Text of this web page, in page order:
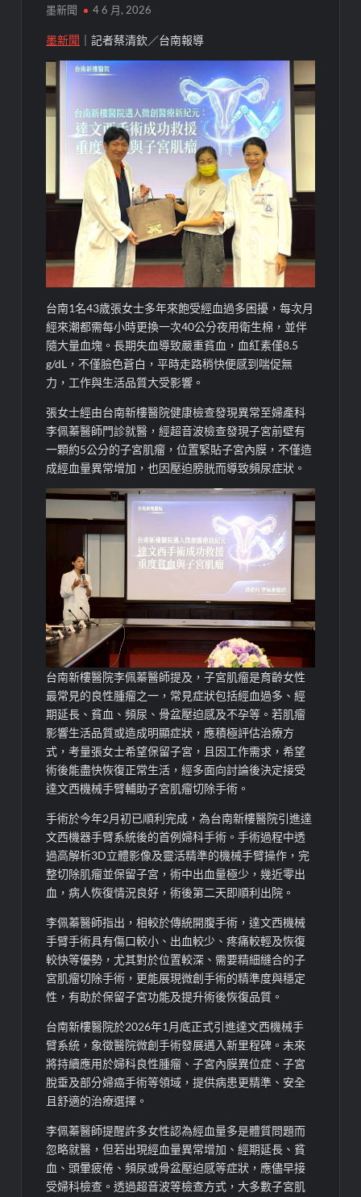
墨新聞 4 6 月, 2026
墨新聞 ｜記者蔡清欽／台南報導
台南1名43歲張女士多年來飽受經血過多困擾，每次月
經來潮都需每小時更換一次40公分夜用衛生棉，並伴
隨大量血塊。長期失血導致嚴重貧血，血紅素僅8.5
g/dL，不僅臉色蒼白，平時走路稍快便感到喘促無
力，工作與生活品質大受影響。
張女士經由台南新樓醫院健康檢查發現異常至婦產科
李佩蓁醫師門診就醫，經超音波檢查發現子宮前壁有
一顆約5公分的子宮肌瘤，位置緊貼子宮內膜，不僅造
成經血量異常增加，也因壓迫膀胱而導致頻尿症狀。
台南新樓醫院李佩蓁醫師提及，子宮肌瘤是育齡女性
最常見的良性腫瘤之一，常見症狀包括經血過多、經
期延長、貧血、頻尿、骨盆壓迫感及不孕等。若肌瘤
影響生活品質或造成明顯症狀，應積極評估治療方
式，考量張女士希望保留子宮，且因工作需求，希望
術後能盡快恢復正常生活，經多面向討論後決定接受
達文西機械手臂輔助子宮肌瘤切除手術。
手術於今年2月初已順利完成，為台南新樓醫院引進達
文西機器手臂系統後的首例婦科手術。手術過程中透
過高解析3D立體影像及靈活精準的機械手臂操作，完
整切除肌瘤並保留子宮，術中出血量極少，幾近零出
血，病人恢復情況良好，術後第二天即順利出院。
李佩蓁醫師指出，相較於傳統開腹手術，達文西機械
手臂手術具有傷口較小、出血較少、疼痛較輕及恢復
較快等優勢，尤其對於位置較深、需要精細縫合的子
宮肌瘤切除手術，更能展現微創手術的精準度與穩定
性，有助於保留子宮功能及提升術後恢復品質。
台南新樓醫院於2026年1月底正式引進達文西機械手
臂系統，象徵醫院微創手術發展邁入新里程碑。未來
將持續應用於婦科良性腫瘤、子宮內膜異位症、子宮
脫垂及部分婦癌手術等領域，提供病患更精準、安全
且舒適的治療選擇。
李佩蓁醫師提醒許多女性認為經血量多是體質問題而
忽略就醫，但若出現經血量異常增加、經期延長、貧
血、頭暈疲倦、頻尿或骨盆壓迫感等症狀，應儘早接
受婦科檢查。透過超音波等檢查方式，大多數子宮肌